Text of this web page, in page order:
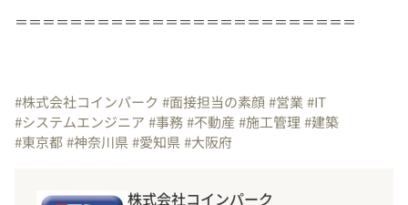
＝＝＝＝＝＝＝＝＝＝＝＝＝＝＝＝＝＝＝＝＝＝＝＝＝
#株式会社コインパーク #面接担当の素顔#営業 #IT
#システムエンジニア #事務#不動産#施工管理#建築
#東京都#神奈川県#愛知県#大阪府
株式会社コインパーク